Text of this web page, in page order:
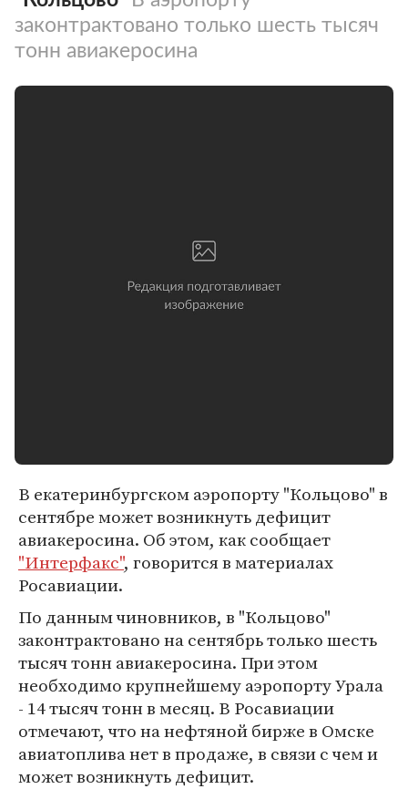
законтрактовано только шесть тысяч
тонн авиакеросина
В екатеринбургском аэропорту "Кольцово" в
сентябре может возникнуть дефицит
авиакеросина. Об этом, как сообщает
"Интерфакс", говорится в материалах
Росавиации.
По данным чиновников, в "Кольцово"
законтрактовано на сентябрь только шесть
тысяч тонн авиакеросина. При этом
необходимо крупнейшему аэропорту Урала
- 14 тысяч тонн в месяц. В Росавиации
отмечают, что на нефтяной бирже в Омске
авиатоплива нет в продаже, в связи с чем и
может возникнуть дефицит.